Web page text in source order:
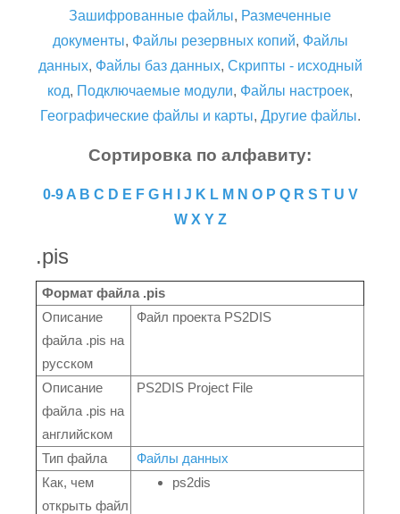
Зашифрованные файлы, Размеченные
документы, Файлы резервных копий, Файлы
данных, Файлы баз данных, Скрипты - исходный
код, Подключаемые модули, Файлы настроек,
Географические файлы и карты, Другие файлы.
Сортировка по алфавиту:
0-9 A B C D E F G H J K L M N O P Q R S T U V
W X Y Z
.pis
Формат файла .pis
Описание
файла .pis на
русском
Файл проекта PS2DIS
Описание
файла .pis на
английском
PS2DIS Project File
Тип файла
Файлы данных
Как, чем
открыть файл
ps2dis